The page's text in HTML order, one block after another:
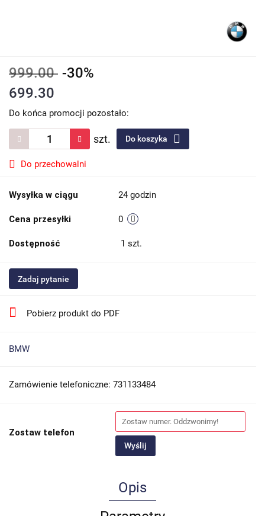
999.00 -30%
699.30
Do końca promocji pozostało:
szt. Do koszyka
Do przechowalni
Wysyłka w ciągu 24 godzin
Cena przesyłki 0
Dostępność 1 szt.
Zadaj pytanie
Pobierz produkt do PDF
BMW
Zamówienie telefoniczne: 731133484
Zostaw telefon
Wyślij
Opis